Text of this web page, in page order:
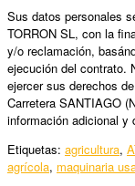
Sus datos personales
TORRON SL, con la
y/o reclamación,
ejecución del contrato.
ejercer sus derechos
Carretera SANTIAGO
información adicional y
Etiquetas: agricultura,
agrícola, maquinaria